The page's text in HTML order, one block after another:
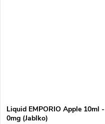
Liquid EMPORIO Apple 10ml -
0mg (Jablko)